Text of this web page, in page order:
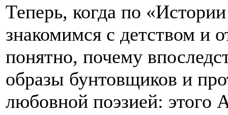
Теперь, когда по
знакомимся с детством и
понятно, почему
образы бунтовщиков и
любовной поэзией: этого